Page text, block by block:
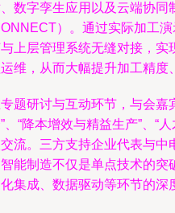
数字孪生应用以及云端协同
）。通过实际加工
上层管理系统无缝对接，实
维，从而大幅提升加工精度
题研讨与互动环节，与会嘉
、“降本增效与精益生产”、“
流。三方支持企业代表与中
能制造不仅是单点技术的突
集成、数据驱动等环节的深